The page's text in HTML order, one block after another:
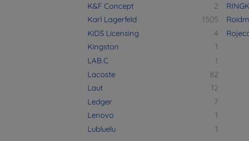
K&F Concept
2
Karl Lagerfeld
1505
KiDS Licensing
4
Kingston
1
LAB.C
1
Lacoste
82
Laut
12
Ledger
7
Lenovo
1
Lubluelu
1